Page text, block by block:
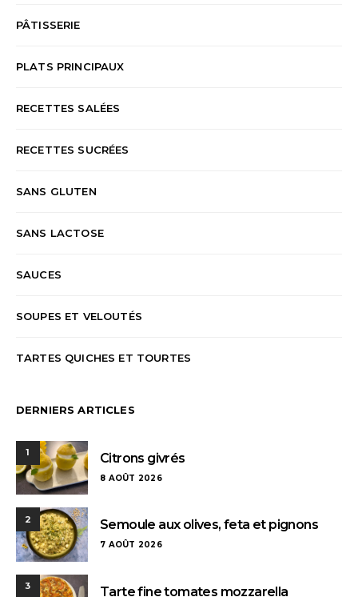
PÂTISSERIE
PLATS PRINCIPAUX
RECETTES SALÉES
RECETTES SUCRÉES
SANS GLUTEN
SANS LACTOSE
SAUCES
SOUPES ET VELOUTÉS
TARTES QUICHES ET TOURTES
DERNIERS ARTICLES
1 Citrons givrés
8 AOÛT 2026
2 Semoule aux olives, feta et pignons
7 AOÛT 2026
3 Tarte fine tomates mozzarella